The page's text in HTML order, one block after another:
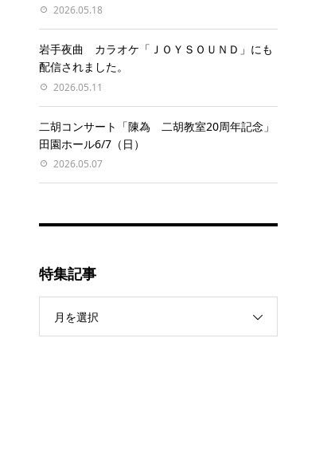
2026.05.18
岩手夜曲 カラオケ「ＪＯＹＳＯＵＮＤ」にも
配信されました。
2026.05.11
二胡コンサート「陳為 二胡教室20周年記念」
田園ホール6/7（日）
2026.05.07
特集記事
月を選択